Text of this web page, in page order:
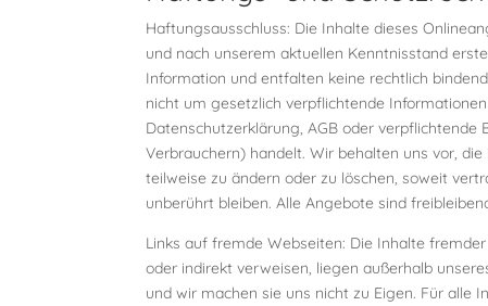
Haftungsausschluss: Die Inhalte dieses
und nach unserem aktuellen Kenntnisstand
Information und entfalten keine rechtlich
nicht um gesetzlich verpflichtende
Datenschutzerklärung, AGB oder verpflichtende
Verbrauchern) handelt. Wir behalten uns vor,
teilweise zu ändern oder zu löschen, soweit
unberührt bleiben. Alle Angebote sind
Links auf fremde Webseiten: Die Inhalte
oder indirekt verweisen, liegen außerhalb
und wir machen sie uns nicht zu Eigen. Für alle